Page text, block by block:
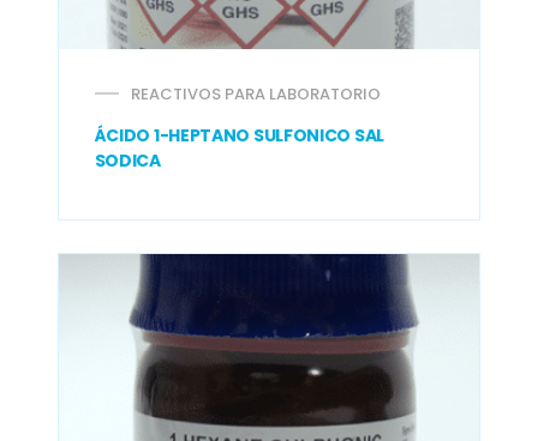
REACTIVOS PARA LABORATORIO
ÁCIDO 1-HEPTANO SULFONICO SAL
SODICA